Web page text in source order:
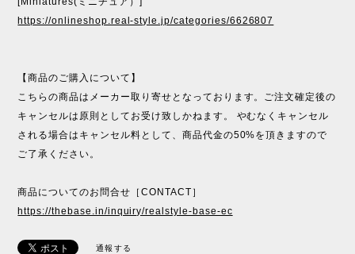
https://onlineshop.real-style.jp/categories/6626807
【商品のご購入について】
こちらの商品はメーカー取り寄せとなっております。ご注文確定後の
キャンセルは原則としてお受け致しかねます。 やむなくキャンセル
される場合はキャンセル料として、商品代金の50%を頂きますので
ご了承ください。
商品についてのお問合せ［CONTACT］
https://thebase.in/inquiry/realstyle-base-ec
通報する